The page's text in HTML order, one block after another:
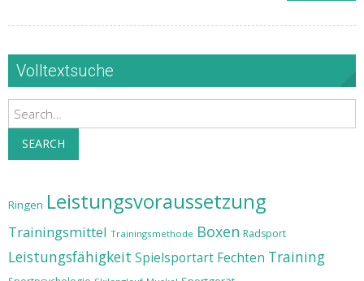
Volltextsuche
Search
SEARCH
Ringen Leistungsvoraussetzung
Trainingsmittel Trainingsmethode Boxen Radsport
Leistungsfähigkeit Spielsportart Fechten Training